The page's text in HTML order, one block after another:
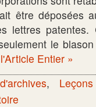
être déposées
lettres patentes.
le
Entier »
,